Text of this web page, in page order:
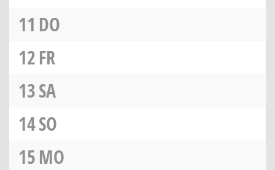
11 DO
12FR
13SA
14SO
15MO